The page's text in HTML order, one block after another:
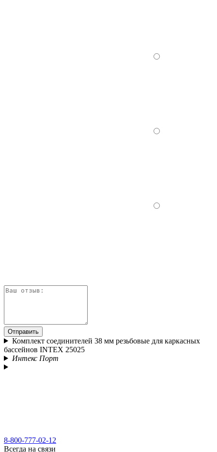
Отправить
Комплект соединителей 38 мм резьбовые для каркасных
бассейнов INTEX 25025
Интекс Порт
8-800-777-02-12
Всегда на связи